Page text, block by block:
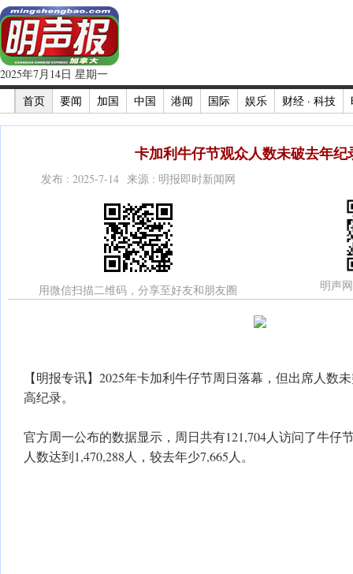
2025年7月14日 星期一
首页
要闻 加国 中国 港闻 国际 娱乐 财经 · 科技
卡加利牛仔节观众人数未破去年纪
发布 : 2025-7-14 来源 : 明报即时新闻网
用微信扫描二维码，分享至好友和朋友圈 明声
【明报专讯】2025年卡加利牛仔节周日落幕，但出席人数
高纪录。
官方周一公布的数据显示，周日共有121,704人访问了牛仔
人数达到1,470,288人，较去年少7,665人。